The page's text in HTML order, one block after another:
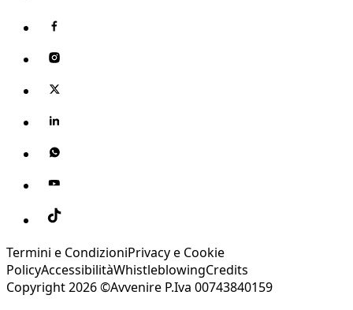
Termini e CondizioniPrivacy e Cookie
PolicyAccessibilitàWhistleblowingCredits
Copyright 2026 ©Avvenire P.Iva 00743840159